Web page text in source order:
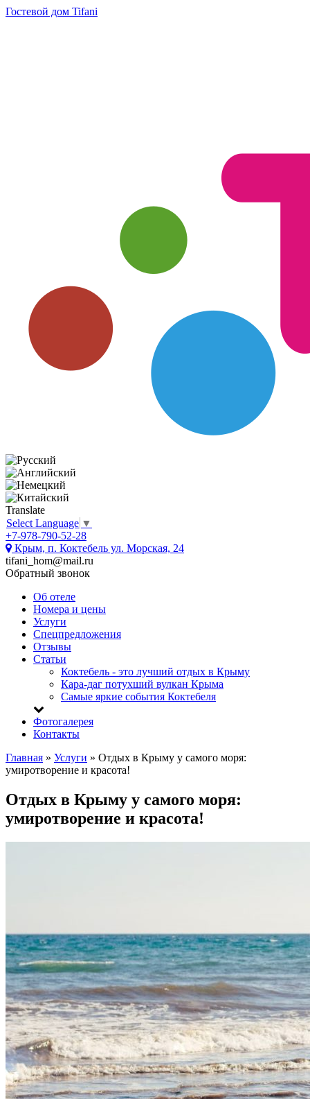
Гостевой дом Tifani
Translate
Select Language ▼
+7-978-790-52-28
Крым, п. Коктебель ул. Морская, 24
tifani_hom@mail.ru
Обратный звонок
Об отеле
Номера и цены
Услуги
Спецпредложения
Отзывы
Статьи
Коктебель - это лучший отдых в Крыму
Кара-даг потухший вулкан Крыма
Самые яркие события Коктебеля
Фотогалерея
Контакты
Главная » Услуги » Отдых в Крыму у самого моря:
умиротворение и красота!
Отдых в Крыму у самого моря:
умиротворение и красота!